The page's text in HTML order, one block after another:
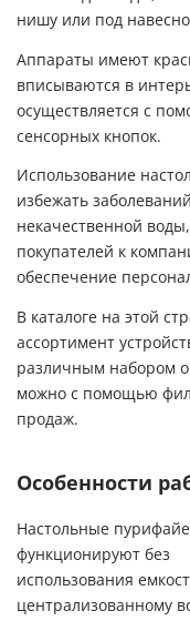
нишу или под
Аппараты имеют
вписываются в
осуществляется с
сенсорных кнопок.
Использование
избежать
некачественной
покупателей к
обеспечение
В каталоге на этой
ассортимент
различным набором
можно с помощью
продаж.
Особенности
Настольные
функционируют без
использования
централизованному